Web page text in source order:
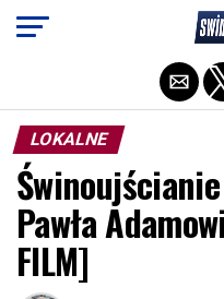
LOKALNE
Pawła
FILM]
Exit